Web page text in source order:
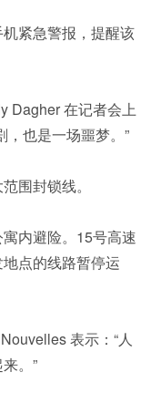
紧急警报，提醒该
Dagher 在记者会上
，也是一场噩梦。”
围封锁线。
内避险。15号高速
点的线路暂停运
表示：“人
。”